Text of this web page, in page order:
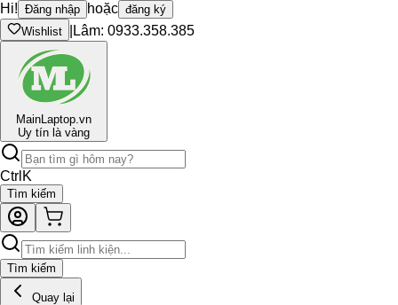
Hi! Đăng nhập hoặc đăng ký
Wishlist
Lâm: 0933.358.385
MainLaptop.vn
Uy tín là vàng
Ctrl K
Tìm kiếm
Tìm kiếm
Quay lại